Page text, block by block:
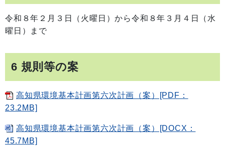
令和８年２月３日（火曜日）から令和８年３月４日（水
曜日）まで
6 規則等の案
高知県環境基本計画第六次計画（案）[PDF：
23.2MB]
高知県環境基本計画第六次計画（案）[DOCX：
45.7MB]